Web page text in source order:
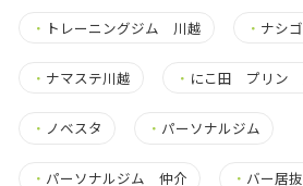
・ トレーニングジム 川越 ・ ナシ
・ ナマステ川越 ・ にこ田 プリン
・ ノベスタ ・ パーソナルジム
・ パーソナルジム 仲介 ・ バー居